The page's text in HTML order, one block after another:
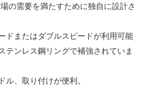
の需要を満たすために独自に設計さ
ドまたはダブルスピードが利用可能
テンレス鋼リングで補強されていま
ル、取り付けが便利。